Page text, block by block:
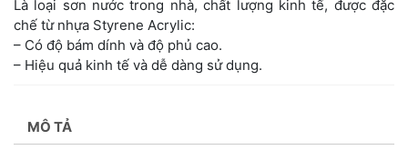
Là loại sơn nước trong nhà, chất lượng kinh tế, được đặc
chế từ nhựa Styrene Acrylic:
– Có độ bám dính và độ phủ cao.
– Hiệu quả kinh tế và dễ dàng sử dụng.
MÔ TẢ